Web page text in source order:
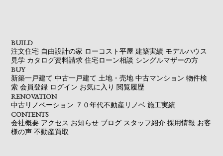
BUILD
注文住宅 自由設計の家 ローコスト平屋 建築実績 モデルハウス
見学 カタログ資料請求 住宅ローン相談 シングルマザーの方
BUY
新築一戸建て 中古一戸建て 土地・売地 中古マンション 物件検
索 会員登録 ログイン お気に入り 閲覧履歴
RENOVATION
中古リノベーション ７０年代不動産リノベ 施工実績
CONTENTS
会社概要 アクセス お知らせ ブログ スタッフ紹介 採用情報 お客
様の声 不動産買取